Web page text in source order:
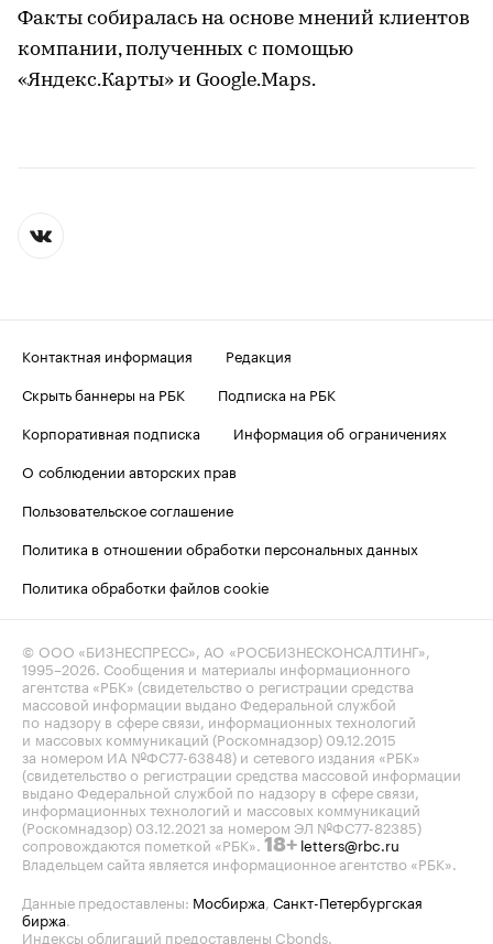
Факты собиралась на основе мнений клиентов
компании, полученных с помощью
«Яндекс.Карты» и Google.Maps.
Контактная информация
Редакция
Скрыть баннеры на РБК
Подписка на РБК
Корпоративная подписка
Информация об ограничениях
О соблюдении авторских прав
Пользовательское соглашение
Политика в отношении обработки персональных данных
Политика обработки файлов cookie
© ООО «БИЗНЕСПРЕСС», АО «РОСБИЗНЕСКОНСАЛТИНГ»,
1995–2026 . Сообщения и материалы информационного
агентства «РБК» (свидетельство о регистрации средства
массовой информации выдано Федеральной службой
по надзору в сфере связи, информационных технологий
и массовых коммуникаций (Роскомнадзор) 09.12.2015
за номером ИА №ФС77-63848) и сетевого издания «РБК»
(свидетельство о регистрации средства массовой информации
выдано Федеральной службой по надзору в сфере связи,
информационных технологий и массовых коммуникаций
(Роскомнадзор) 03.12.2021 за номером ЭЛ №ФС77-82385)
сопровождаются пометкой «РБК». 18+ letters@rbc.ru
Владельцем сайта является информационное агентство «РБК».
Данные предоставлены: Мосбиржа Санкт-Петербургская
биржа
Индексы облигаций предоставлены Cbonds.